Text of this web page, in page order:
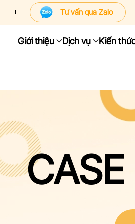
Tư vấn qua Zalo
Giới thiệu Dịch vụ Kiến thức